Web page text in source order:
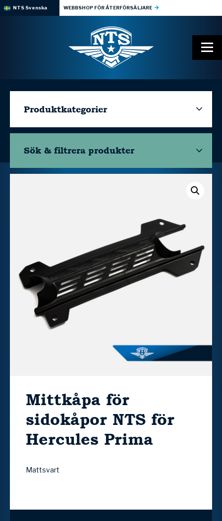
NTS Svenska WEBBSHOP FÖR ÅTERFÖRSÄLJARE
Produktkategorier
Sök & filtrera produkter
Mittkåpa för
sidokåpor NTS för
Hercules Prima
Mattsvart